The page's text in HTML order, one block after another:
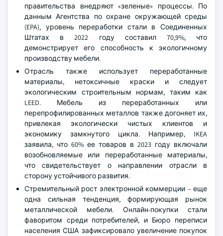
правительства внедряют «зеленые» процессы. По
данным Агентства по охране окружающей среды
(EPA), уровень переработки стали в Соединенных
Штатах в 2022 году составил 70,9%, что
демонстрирует его способность к экологичному
производству мебели.
Отрасль также использует переработанные
материалы, нетоксичные краски и следует
экологическим строительным нормам, таким как
LEED. Мебель из переработанных или
перепрофилированных металлов также догоняет их,
привлекая экологически чистых клиентов и
экономику замкнутого цикла. Например, IKEA
заявила, что 60% ее товаров в 2023 году включали
возобновляемые или переработанные материалы,
что свидетельствует о направлении отрасли в
сторону устойчивого развития.
Стремительный рост электронной коммерции – еще
одна сильная тенденция, формирующая рынок
металлической мебели. Онлайн-покупки стали
фаворитом среди потребителей, и Бюро переписи
населения США зафиксировало увеличение покупок